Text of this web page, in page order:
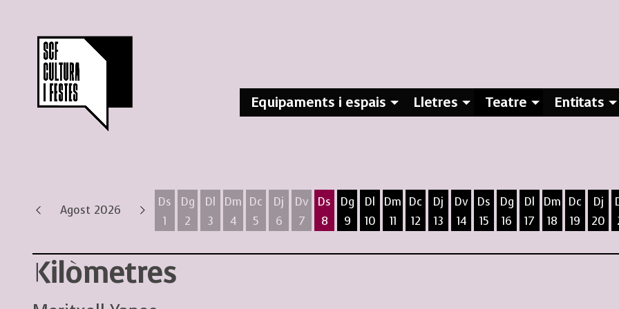
Equipaments i espais Lletres Teatre Entitats
Agost 2026
Ds
1
Dg
2
Dl
3
Dm
4
Dc
5
Dj
6
Dv
7
Ds
8
Dg
9
Dl
10
Dm
11
Dc
12
Dj
13
Dv
14
Ds
15
Dg
16
Dl
17
Dm
18
Dc
19
Dj
20
Kilòmetres